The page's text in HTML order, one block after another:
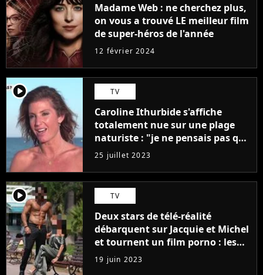
Madame Web : ne cherchez plus,
on vous a trouvé LE meilleur film
de super-héros de l'année
12 février 2024
player2 TV
Caroline Ithurbide s'affiche
totalement nue sur une plage
naturiste : "je ne pensais pas que
j'arriverais à le faire..."
25 juillet 2023
player2 TV
Deux stars de télé-réalité
débarquent sur Jacquie et Michel
et tournent un film porno : les
premières images du tournage
(exclu)
19 juin 2023